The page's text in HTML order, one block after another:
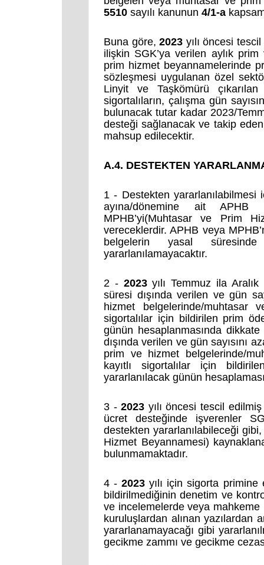
5510 sayılı kanunun 4/1-a
Buna göre,2023 yılı öncesi
ilişkin SGK’ya verilen aylık
prim hizmet beyannamelerinde
sözleşmesi uygulanan özel
Linyit ve Taşkömürü
sigortalıların, çalışma gün
bulunacak tutar kadar 2023/
desteği sağlanacak ve takip
mahsup edilecektir.
A.4. DESTEKTEN
1 - Destekten yararlanılabilmesi
ayına/dönemine ait
MPHB’yi(Muhtasar ve Prim
vereceklerdir. APHB veya
belgelerin yasal
yararlanılamayacaktır.
2 - 2023yılı Temmuz ila
süresi dışında verilen ve gün
hizmet belgelerinde/muhtasar
sigortalılar için bildirilen prim
günün hesaplanmasında dikkate
dışında verilen ve günsayısını
prim ve hizmet belgelerinde/
kayıtlı sigortalılar için
yararlanılacak günün
3 -2023 yılı öncesi tescil
ücret desteğinde işverenler
destekten yararlanılabileceği
Hizmet Beyannamesi)
bulunmamaktadır.
4 -2023 yılı için sigorta
bildirilmediğinin denetim ve
ve incelemelerde veya
kuruluşlardan alınan yazılardan
yararlanamayacağı gibi
gecikme zammı ve gecikme